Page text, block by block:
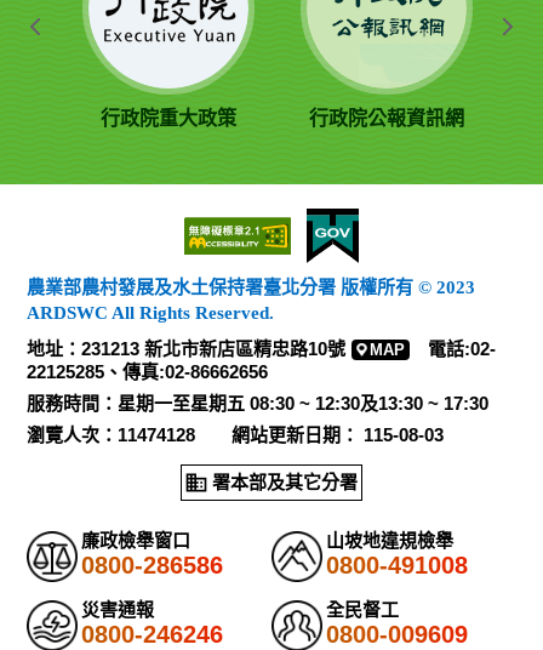
行政院重大政策 行政院公報資訊網
農業部農村發展及水土保持署臺北分署 版權所有 © 2023
ARDSWC All Rights Reserved.
地址：231213 新北市新店區精忠路10號 MAP
電話:02-
22125285、傳真:02-86662656
服務時間：星期一至星期五 08:30 ~ 12:30及13:30 ~ 17:30
瀏覽人次：11474128 網站更新日期： 115-08-03
署本部及其它分署
廉政檢舉窗口
0800-286586
山坡地違規檢舉
0800-491008
災害通報
0800-246246
全民督工
0800-009609